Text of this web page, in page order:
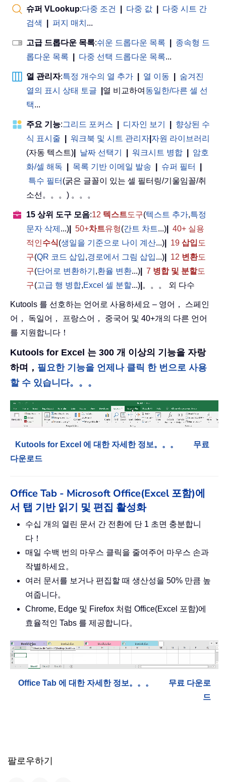
슈퍼 VLookup:다중 조건 다중 값
다중 시트 간
검색
퍼지 매치 ...
고급 드롭다운 목록:쉬운 드롭다운 목록
종속형 드
롭다운 목록
다중 선택 드롭다운 목록...
열 관리자:특정 개수의 열 추가 열 이동
숨겨진
열의 표시 상태 토글
열 비교하여 동일한/다른 셀 선
택...
주요 기능:그리드 포커스 디자인 보기
향상된 수
식 표시줄
워크북 및 시트 관리자 자원 라이브러리
(자동 텍스트)
날짜 선택기 워크시트 병합
암호
화/셀 해독
목록 기반 이메일 발송 슈퍼 필터
특수 필터 (굵은 글꼴이 있는 셀 필터링/기울임꼴/취
소선。。。) 。。。
15 상위 도구 모음:12 텍스트도구(텍스트 추가,특정
문자 삭제 ...) 50+차트유형(간트 차트...)
40+ 실용
적인수식(생일을 기준으로 나이 계산...) 19 삽입 도
구(QR 코드 삽입,경로에서 그림 삽입...) 12 변환도
구(단어로 변환하기 ,환율 변환...) 7 병합 및 분할도
구(고급 행 병합,Excel 셀 분할...) 。。。 외 다수
Kutools 를 선호하는 언어로 사용하세요 – 영어， 스페인
어， 독일어， 프랑스어， 중국어 및 40+개의 다른 언어
를 지원합니다！
Kutools for Excel 는 300 개 이상의 기능을 자랑
하며， 필요한 기능을 언제나 클릭 한 번으로 사용
할 수 있습니다。。。
Kutools for Excel 에 대한 자세한 정보。。。
무료
다운로드
Office Tab - Microsoft Office(Excel 포함)에
서 탭 기반 읽기 및 편집 활성화
수십 개의 열린 문서 간 전환에 단 1 초면 충분합니
다！
매일 수백 번의 마우스 클릭을 줄여주어 마우스 손과
작별하세요。
여러 문서를 보거나 편집할 때 생산성을 50% 만큼 높
여줍니다。
Chrome, Edge 및 Firefox 처럼 Office(Excel 포함)에
효율적인 Tabs 를 제공합니다。
Office Tab 에 대한 자세한 정보。。。
무료 다운로
드
팔로우하기